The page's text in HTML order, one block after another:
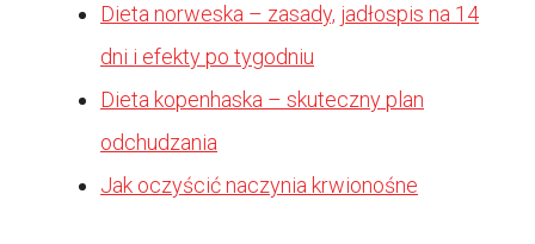
Dieta norweska – zasady, jadłospis na 14
dni i efekty po tygodniu
Dieta kopenhaska – skuteczny plan
odchudzania
Jak oczyścić naczynia krwionośne